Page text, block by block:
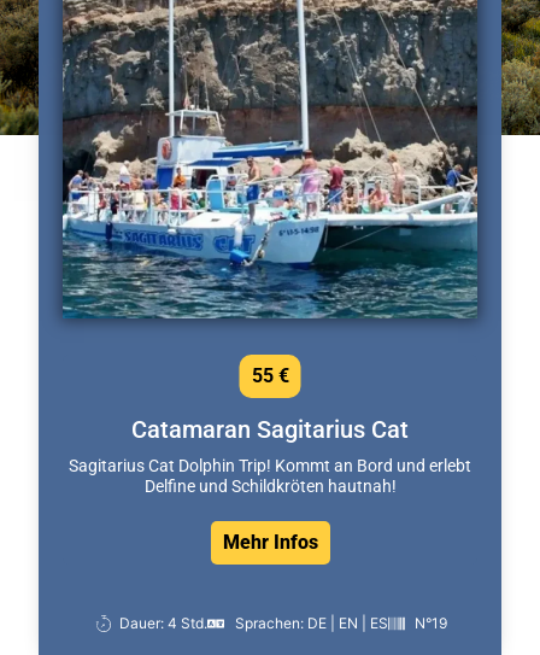
Catamaran Sagitarius Cat
Sagitarius Cat Dolphin Trip! Kommt an Bord und erlebt
Delfine und Schildkröten hautnah!
Mehr Infos
55 €
Dauer: 4 Std. Sprachen: DE | EN | ES N°19